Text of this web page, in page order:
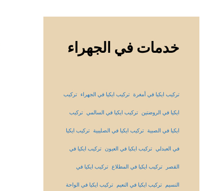
خدمات في الجهراء
تركيب ايكيا في أمغرة تركيب ايكيا في الجهراء تركيب
ايكيا في الروضتين تركيب ايكيا في السالمي تركيب
ايكيا في الصبية تركيب ايكيا في الصليبية تركيب ايكيا
في العبدلي تركيب ايكيا في العيون تركيب ايكيا في
القصر تركيب ايكيا في المطلاع تركيب ايكيا في
النسيم تركيب ايكيا في النعيم تركيب ايكيا في الواحة